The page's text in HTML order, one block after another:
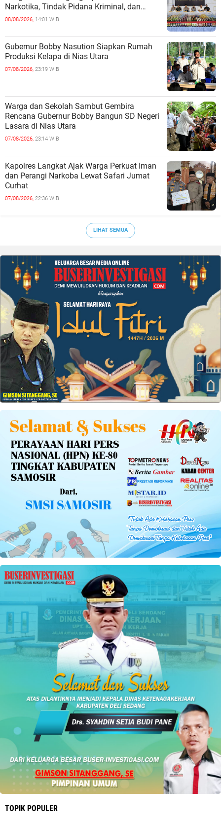
Narkotika, Tindak Pidana Kriminal, dan
Kekerasan Seksual terhadap Anak
08/08/2026, 14:01 WIB
Gubernur Bobby Nasution Siapkan Rumah
Produksi Kelapa di Nias Utara
07/08/2026, 23:19 WIB
Warga dan Sekolah Sambut Gembira
Rencana Gubernur Bobby Bangun SD Negeri
Lasara di Nias Utara
07/08/2026, 23:14 WIB
Kapolres Langkat Ajak Warga Perkuat Iman
dan Perangi Narkoba Lewat Safari Jumat
Curhat
07/08/2026, 22:36 WIB
LIHAT SEMUA
TOPIK POPULER